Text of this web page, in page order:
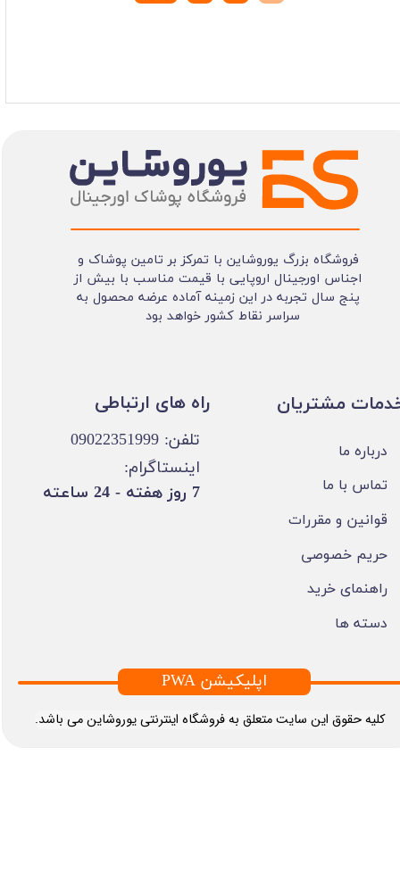
فروشگاه بزرگ یوروشاین با تمرکز بر تامین پوشاک و
اجناس اورجینال اروپایی با قیمت مناسب با بیش از
پنج سال تجربه در این زمینه آماده عرضه محصول به
سراسر نقاط کشور خواهد بود
​کلیه حقوق این سایت متعلق به فروشگاه اینترنتی یوروشاین می باشد.
مشتریان
درباره ما
تماس با ما
قوانین و مقررات
حریم خصوصی
راهنمای خرید
دسته ها
تلفن: 09022351999
اینستاگرام:
​7 روز هفته - 24 ساعته ​​​​​​​
PWA اپلیکیشن
​​راه های ارتباطی